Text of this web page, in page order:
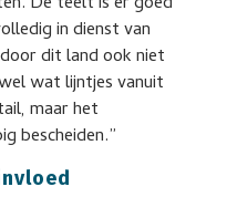
in dienst van
dit land ook niet
wat lijntjes vanuit
maar het
bescheiden.”